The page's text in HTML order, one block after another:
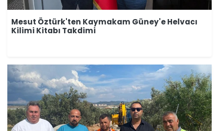
Mesut Öztürk'ten Kaymakam Güney'e Helvacı
Kilimi Kitabı Takdimi